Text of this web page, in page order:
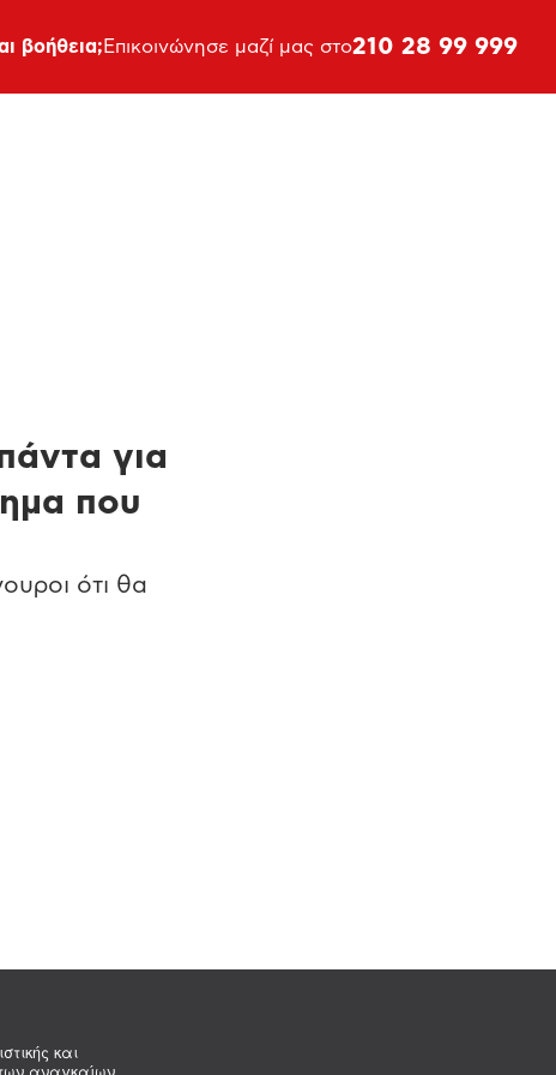
και
βοήθεια; Επικοινώνησε μαζί μας στο210 28 99 999
για
που
ότι θα